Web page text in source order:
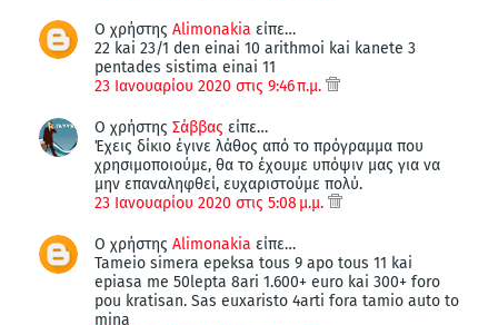
Ο χρήστης Alimonakia είπε…
22 kai 23/1 den einai 10 arithmoi kai kanete 3
pentades sistima einai 11
23 Ιανουαρίου 2020 στις 9:46 π.μ.
Ο χρήστης Σάββας είπε…
Έχεις δίκιο έγινε λάθος από το πρόγραμμα που
χρησιμοποιούμε, θα το έχουμε υπόψιν μας για να
μην επαναληφθεί, ευχαριστούμε πολύ.
23 Ιανουαρίου 2020 στις 5:08 μ.μ.
Ο χρήστης Alimonakia είπε…
Tameio simera epeksa tous 9 apo tous 11 kai
epiasa me 50lepta 8ari 1.600+ euro kai 300+ foro
pou kratisan. Sas euxaristo 4arti fora tamio auto to
mina